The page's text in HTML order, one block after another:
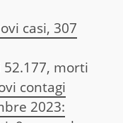
casi, 307
52.177, morti
contagi
2023: